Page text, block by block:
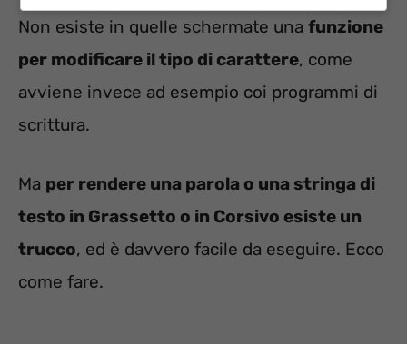
Non esiste in quelle schermate una funzione
per modificare il tipo di carattere, come
avviene invece ad esempio coi programmi di
scrittura.
Ma per rendere una parola o una stringa di
testo in Grassetto o in Corsivo esiste un
trucco, ed è davvero facile da eseguire. Ecco
come fare.